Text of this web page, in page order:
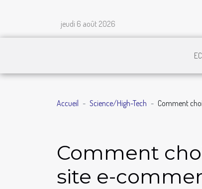
jeudi 6 août 2026
Accueil Science/High-Tech Comment
Comment
site e-